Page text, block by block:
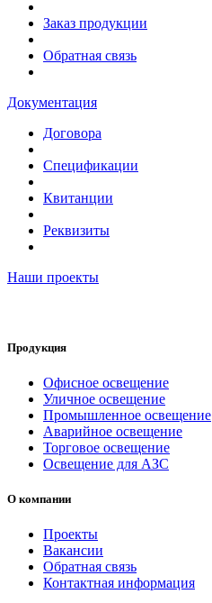
Заказ продукции
Обратная связь
Документация
Договора
Спецификации
Квитанции
Реквизиты
Наши проекты
Продукция
Офисное освещение
Уличное освещение
Промышленное освещение
Аварийное освещение
Торговое освещение
Освещение для АЗС
О компании
Проекты
Вакансии
Обратная связь
Контактная информация